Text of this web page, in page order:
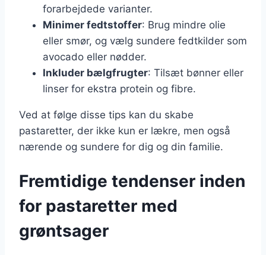
forarbejdede varianter.
Minimer fedtstoffer: Brug mindre olie
eller smør, og vælg sundere fedtkilder som
avocado eller nødder.
Inkluder bælgfrugter: Tilsæt bønner eller
linser for ekstra protein og fibre.
Ved at følge disse tips kan du skabe
pastaretter, der ikke kun er lækre, men også
nærende og sundere for dig og din familie.
Fremtidige tendenser inden
for pastaretter med
grøntsager